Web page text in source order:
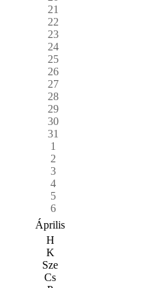
21
22
23
24
25
26
27
28
29
30
31
1
2
3
4
5
6
Április
H
K
Sze
Cs